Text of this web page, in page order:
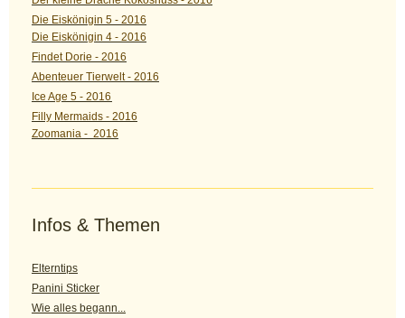
Die Eiskönigin 5 - 2016
Die Eiskönigin 4 - 2016
Findet Dorie - 2016
Abenteuer Tierwelt - 2016
Ice Age 5 - 2016
Filly Mermaids - 2016
Zoomania - 2016
Infos & Themen
Elterntips
Panini Sticker
Wie alles begann...